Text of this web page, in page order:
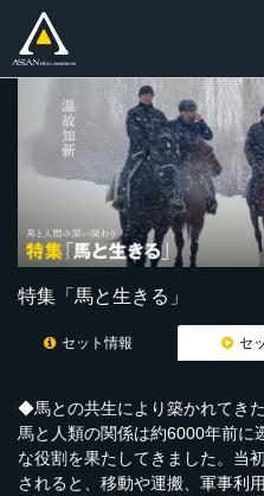
特集「馬と生きる」
セット情報 セ
◆馬との共生により築かれてき
馬と人類の関係は約6000年前に
な役割を果たしてきました。当
されると、移動や運搬、軍事利